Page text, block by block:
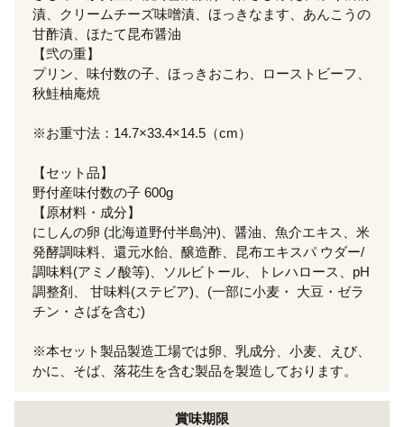
漬、クリームチーズ味噌漬、ほっきなます、あんこうの
甘酢漬、ほたて昆布醤油
【弐の重】
プリン、味付数の子、ほっきおこわ、ローストビーフ、
秋鮭柚庵焼
※お重寸法：14.7×33.4×14.5（cm）
【セット品】
野付産味付数の子 600g
【原材料・成分】
にしんの卵 (北海道野付半島沖)、醤油、魚介エキス、米
発酵調味料、還元水飴、醸造酢、昆布エキスパ ウダー/
調味料(アミノ酸等)、ソルビトール、トレハロース、pH
調整剤、 甘味料(ステビア)、(一部に小麦・ 大豆・ゼラ
チン・さばを含む)
※本セット製品製造工場では卵、乳成分、小麦、えび、
かに、そば、落花生を含む製品を製造しております。
賞味期限